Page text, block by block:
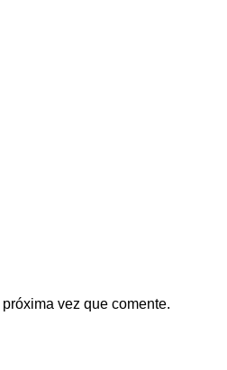
vez que comente.